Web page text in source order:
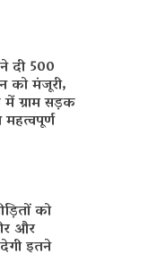
दी 500
को मंजूरी,
ग्राम सड़क
को
और
इतने